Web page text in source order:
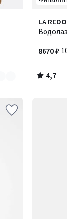
LA
8670 ₽
4,7
/ 5
4,7
/